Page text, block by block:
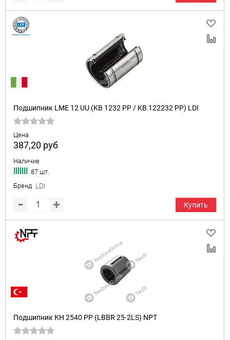
Подшипник LME 12 UU (KB 1232 PP / KB 122232 PP) LDI
Цена
387,20 руб
Наличие
87 шт.
Бренд LDI
Купить
Подшипник KH 2540 PP (LBBR 25-2LS) NPT